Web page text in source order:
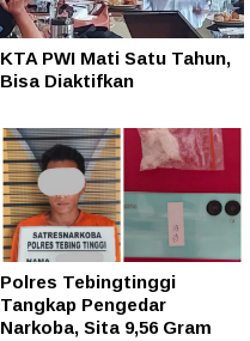
KTA PWI Mati Satu Tahun,
Bisa Diaktifkan
Polres Tebingtinggi
Tangkap Pengedar
Narkoba, Sita 9,56 Gram